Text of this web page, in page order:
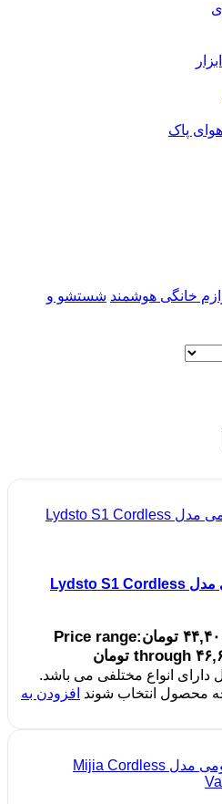
پاک
خانگی هوشمند شستشو و
جارو شارژی استخر شیائومی مدل Lydsto S1 Cordless
تومانPrice range:
دارای انواع مختلفی می باشد.
محصول انتخاب شوند افزودن به